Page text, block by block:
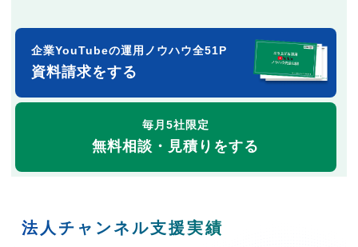
企業YouTubeの運用ノウハウ全51P
資料請求をする
毎月5社限定
無料相談・見積りをする
法人チャンネル支援実績